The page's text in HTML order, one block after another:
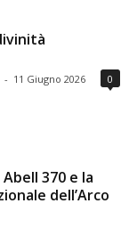
- 11 Giugno 2026 0
Abell 370 e la
dell’Arco